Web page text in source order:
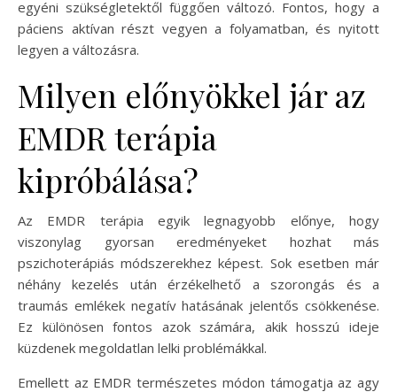
egyéni szükségletektől függően változó. Fontos, hogy a
páciens aktívan részt vegyen a folyamatban, és nyitott
legyen a változásra.
Milyen előnyökkel jár az
EMDR terápia
kipróbálása?
Az EMDR terápia egyik legnagyobb előnye, hogy
viszonylag gyorsan eredményeket hozhat más
pszichoterápiás módszerekhez képest. Sok esetben már
néhány kezelés után érzékelhető a szorongás és a
traumás emlékek negatív hatásának jelentős csökkenése.
Ez különösen fontos azok számára, akik hosszú ideje
küzdenek megoldatlan lelki problémákkal.
Emellett az EMDR természetes módon támogatja az agy